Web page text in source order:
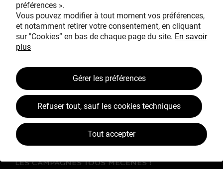
TOUS MÉCÈNES !
L’ŒUVRE À LA LOUPE
JEAN SIMEON CHARDIN
VOS CONTREPARTIES
ACTUALITÉS
LES CAMPAGNES TOUS MÉCÈNES !
préférences ».
Vous pouvez modifier à tout moment vos préférences,
et notamment retirer votre consentement, en cliquant
sur "Cookies” en bas de chaque page du site. En savoir
plus
Gérer les préférences
Refuser tout, sauf les cookies techniques
Tout accepter